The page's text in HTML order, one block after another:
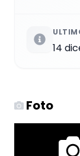
14
Foto